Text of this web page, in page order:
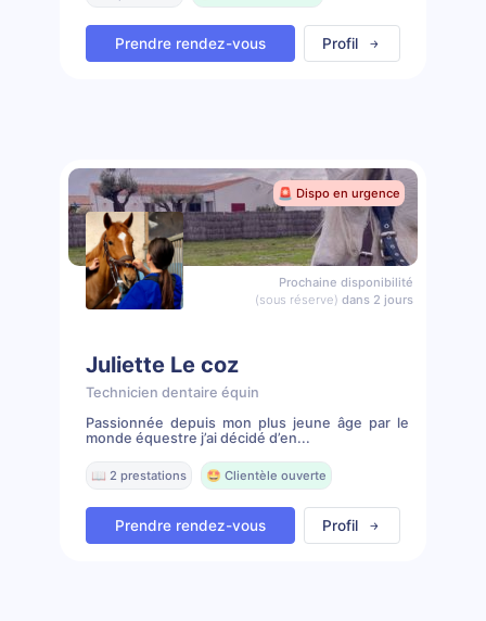
Prendre rendez-vous Profil
🚨 Dispo en urgence
Prochaine disponibilité
(sous réserve) dans 2 jours
Juliette Le coz
Technicien dentaire équin
Passionnée depuis mon plus jeune âge par le
monde équestre j’ai décidé d’en...
📖 2 prestations 🤩 Clientèle ouverte
Prendre rendez-vous Profil